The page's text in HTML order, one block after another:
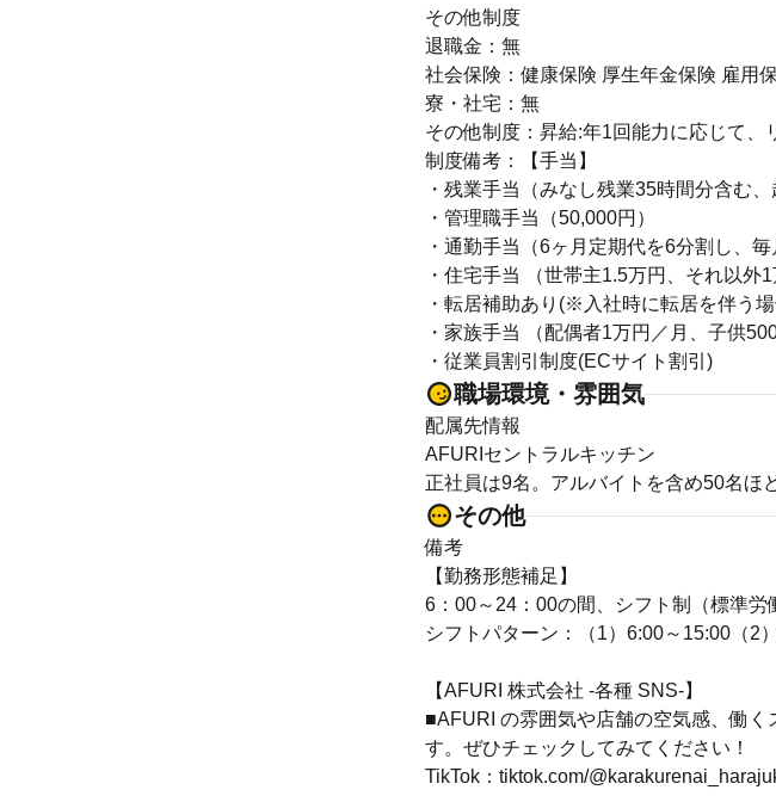
その他制度
退職金：無
社会保険：健康保険 厚生年金保険 雇用
寮・社宅：無
その他制度：昇給:年1回能力に応じて、
制度備考：【手当】
・残業手当（みなし残業35時間分含む、
・管理職手当（50,000円）
・通勤手当（6ヶ月定期代を6分割し、毎
・住宅手当 （世帯主1.5万円、それ以外1
・転居補助あり(※入社時に転居を伴う
・家族手当 （配偶者1万円／月、子供
・従業員割引制度(ECサイト割引)
職場環境・雰囲気
配属先情報
AFURIセントラルキッチン
正社員は9名。アルバイトを含め50名ほ
その他
備考
【勤務形態補足】
6：00～24：00の間、シフト制（標準労
シフトパターン：（1）6:00～15:00（2
【AFURI 株式会社 -各種 SNS-】
■AFURI の雰囲気や店舗の空気感、働
す。ぜひチェックしてみてください！
TikTok：tiktok.com/